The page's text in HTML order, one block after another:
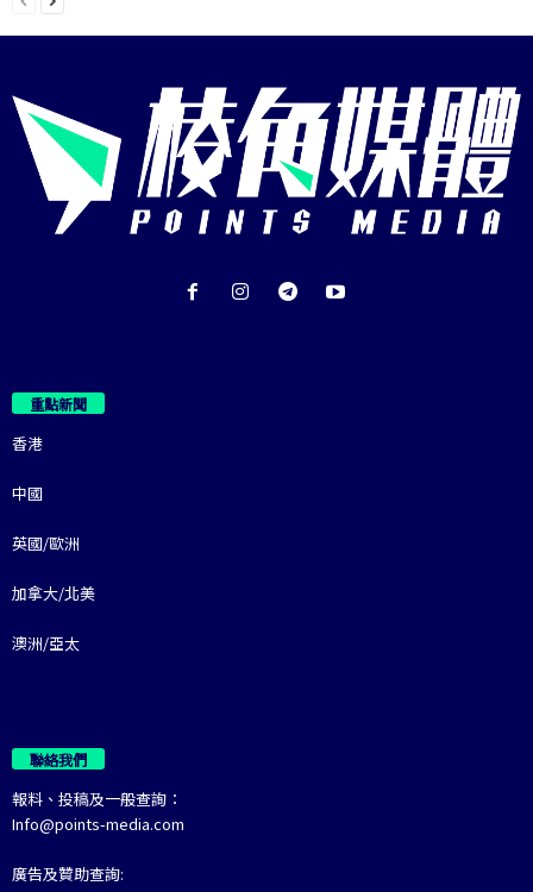
重點新聞
香港
中國
英國/歐洲
加拿大/北美
澳洲/亞太
聯絡我們
報料、投稿及一般查詢：
Info@points-media.com
廣告及贊助查詢: